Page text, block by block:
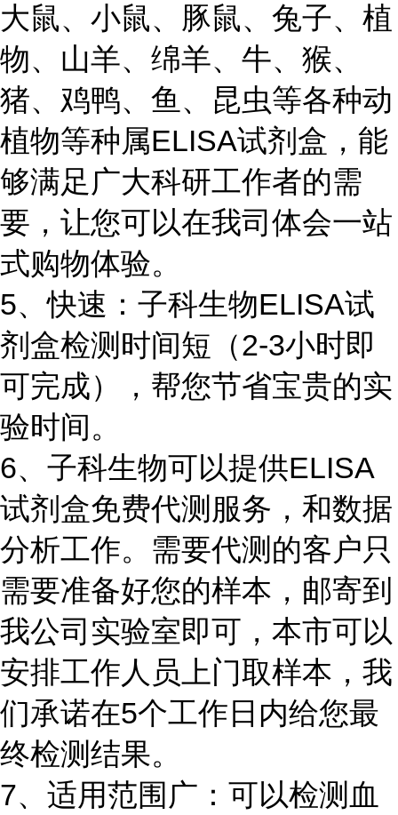
大鼠、小鼠、豚鼠、兔子、植
物、山羊、绵羊、牛、猴、
猪、鸡鸭、鱼、昆虫等各种动
植物等种属ELISA试剂盒，能
够满足广大科研工作者的需
要，让您可以在我司体会一站
式购物体验。
5、快速：子科生物ELISA试
剂盒检测时间短（2-3小时即
可完成），帮您节省宝贵的实
验时间。
6、子科生物可以提供ELISA
试剂盒免费代测服务，和数据
分析工作。需要代测的客户只
需要准备好您的样本，邮寄到
我公司实验室即可，本市可以
安排工作人员上门取样本，我
们承诺在5个工作日内给您最
终检测结果。
7、适用范围广：可以检测血